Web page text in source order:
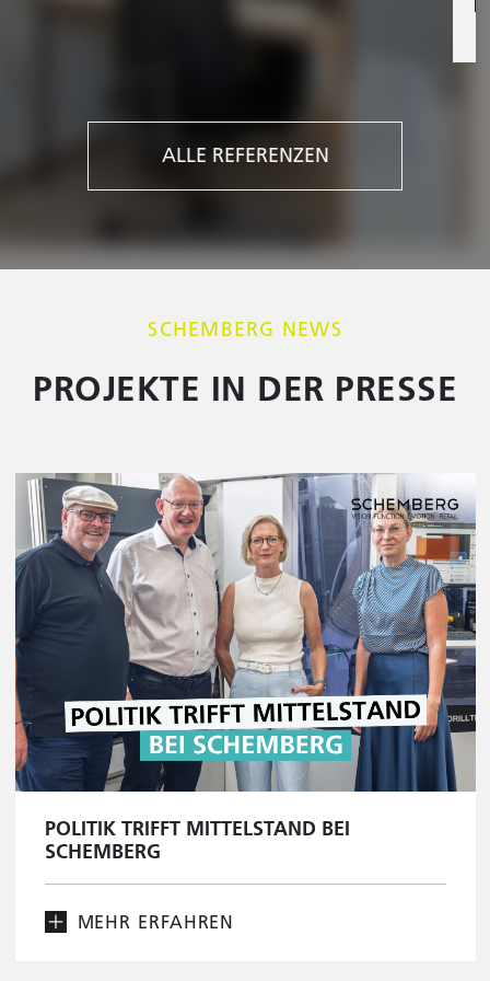
ALLE REFERENZEN
SCHEMBERG NEWS
PROJEKTE IN DER PRESSE
POLITIK TRIFFT MITTELSTAND BEI
SCHEMBERG
MEHR ERFAHREN